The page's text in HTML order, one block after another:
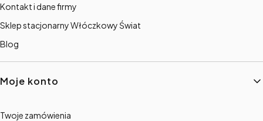
Kontakt i dane firmy
Sklep stacjonarny Włóczkowy Świat
Blog
Moje konto
Twoje zamówienia